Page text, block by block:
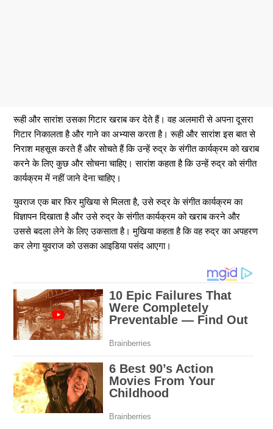
रूही और सारांश उसका गिटार खराब कर देते हैं। वह अलमारी से अपना दूसरा
गिटार निकालता है और गाने का अभ्यास करता है। रूही और सारांश इस बात से
निराश महसूस करते हैं और सोचते हैं कि उन्हें रुद्र के संगीत कार्यक्रम को खराब
करने के लिए कुछ और सोचना चाहिए। सारांश कहता है कि उन्हें रुद्र को संगीत
कार्यक्रम में नहीं जाने देना चाहिए।
युवराज एक बार फिर मुखिया से मिलता है, उसे रुद्र के संगीत कार्यक्रम का
विज्ञापन दिखाता है और उसे रुद्र के संगीत कार्यक्रम को खराब करने और
उससे बदला लेने के लिए उकसाता है। मुखिया कहता है कि वह रुद्र का अपहरण
कर लेगा युवराज को उसका आइडिया पसंद आएगा।